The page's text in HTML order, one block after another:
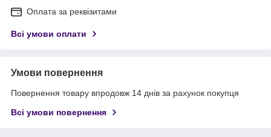
Оплата за реквізитами
Всі умови оплати
Умови повернення
Повернення товару впродовж 14 днів за рахунок покупця
Всі умови повернення